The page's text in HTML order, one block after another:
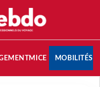
MICE MOBILITÉS